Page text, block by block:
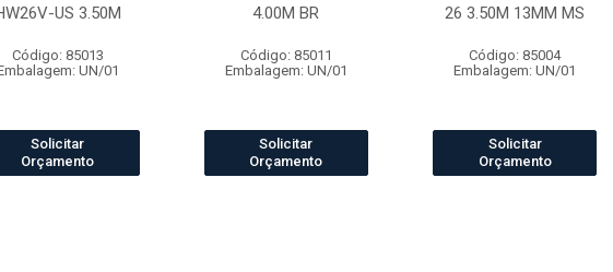
US 3.50M
Código: 85013
UN/01
Solicitar
Orçamento
4.00M BR
Código: 85011
Embalagem: UN/01
Solicitar
Orçamento
26 3.50M 13MM MS
Código: 85004
Embalagem: UN/01
Solicitar
Orçamento